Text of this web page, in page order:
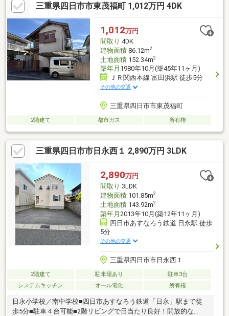
三重県四日市市東茂福町 1,012万円 4DK
1,012万円
間取り 4DK
建物面積86.12m2
土地面積152.34m2
築年月 1980年10月(築45年11ヶ月)
ＪＲ関西本線 富田浜駅 徒歩5分
その他の交通
三重県四日市市東茂福町
2階建て 都市ガス 所有権
三重県四日市市日永西１ 2,890万円 3LDK
2,890万円
間取り 3LDK
建物面積101.85m2
土地面積143.92m2
築年月 2013年10月(築12年11ヶ月)
四日市あすなろう鉄道 日永駅 徒歩
5分
その他の交通
三重県四日市市日永西１
2階建て 駐車場あり
駐車3台
システムキッチン
オール電化 所有権
日永小学校／南中学校■四日市あすなろう鉄道「日永」駅まで徒
歩5分■駐車４台可能■2階リビングで日当たり良好！開放的な